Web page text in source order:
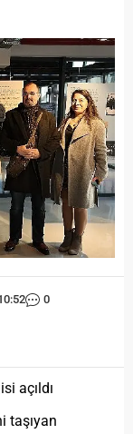
0
açıldı
taşıyan